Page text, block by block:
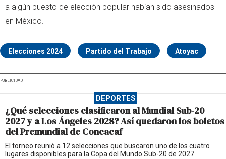
a algún puesto de elección popular habían sido asesinados
en México.
Elecciones 2024 Partido del Trabajo Atoyac
PUBLICIDAD
DEPORTES
¿Qué selecciones clasificaron al Mundial Sub-20
2027 y a Los Ángeles 2028? Así quedaron los boletos
del Premundial de Concacaf
El torneo reunió a 12 selecciones que buscaron uno de los cuatro
lugares disponibles para la Copa del Mundo Sub-20 de 2027.